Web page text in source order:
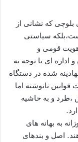
که نشانی از
سیاستی
قومی و
ای با توجه به
شده در دستگاه
نانوشته اما
و به حاشیه
به بهانه های
اصل و بندهای